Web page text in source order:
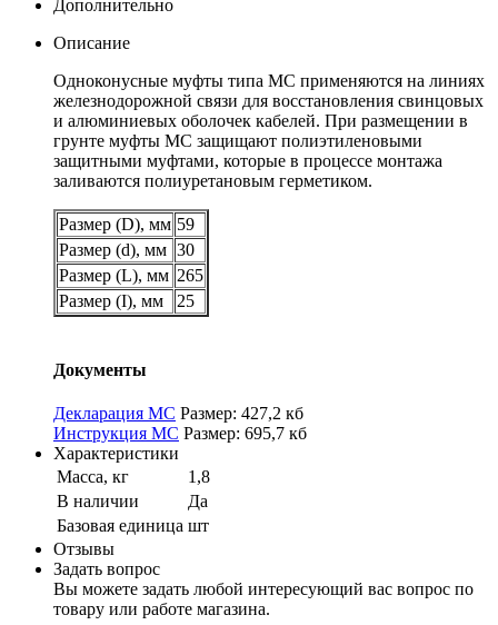
Дополнительно
Описание
Одноконусные муфты типа МС применяются на линиях
железнодорожной связи для восстановления свинцовых
и алюминиевых оболочек кабелей. При размещении в
грунте муфты МС защищают полиэтиленовыми
защитными муфтами, которые в процессе монтажа
заливаются полиуретановым герметиком.
Размер (D), мм 59
Размер (d), мм 30
Размер (L), мм 265
Размер (I), мм
25
Документы
Декларация МС Размер: 427,2 кб
Инструкция МС Размер: 695,7 кб
Характеристики
Масса, кг
1,8
В наличии
Да
Базовая единица шт
Отзывы
Задать вопрос
Вы можете задать любой интересующий вас вопрос по
товару или работе магазина.